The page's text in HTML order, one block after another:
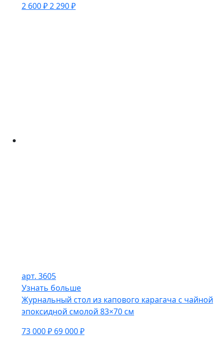
2 600 ₽2 290 ₽
арт. 3605
Узнать больше
Журнальный стол из капового карагача с чайной
эпоксидной смолой 83×70 см
73 000 ₽ 69 000 ₽